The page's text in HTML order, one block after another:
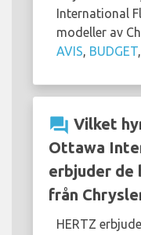
International
modeller av
AVIS, BUDGET,
question_answer Vilket
Ottawa
erbjuder de
från
HERTZ